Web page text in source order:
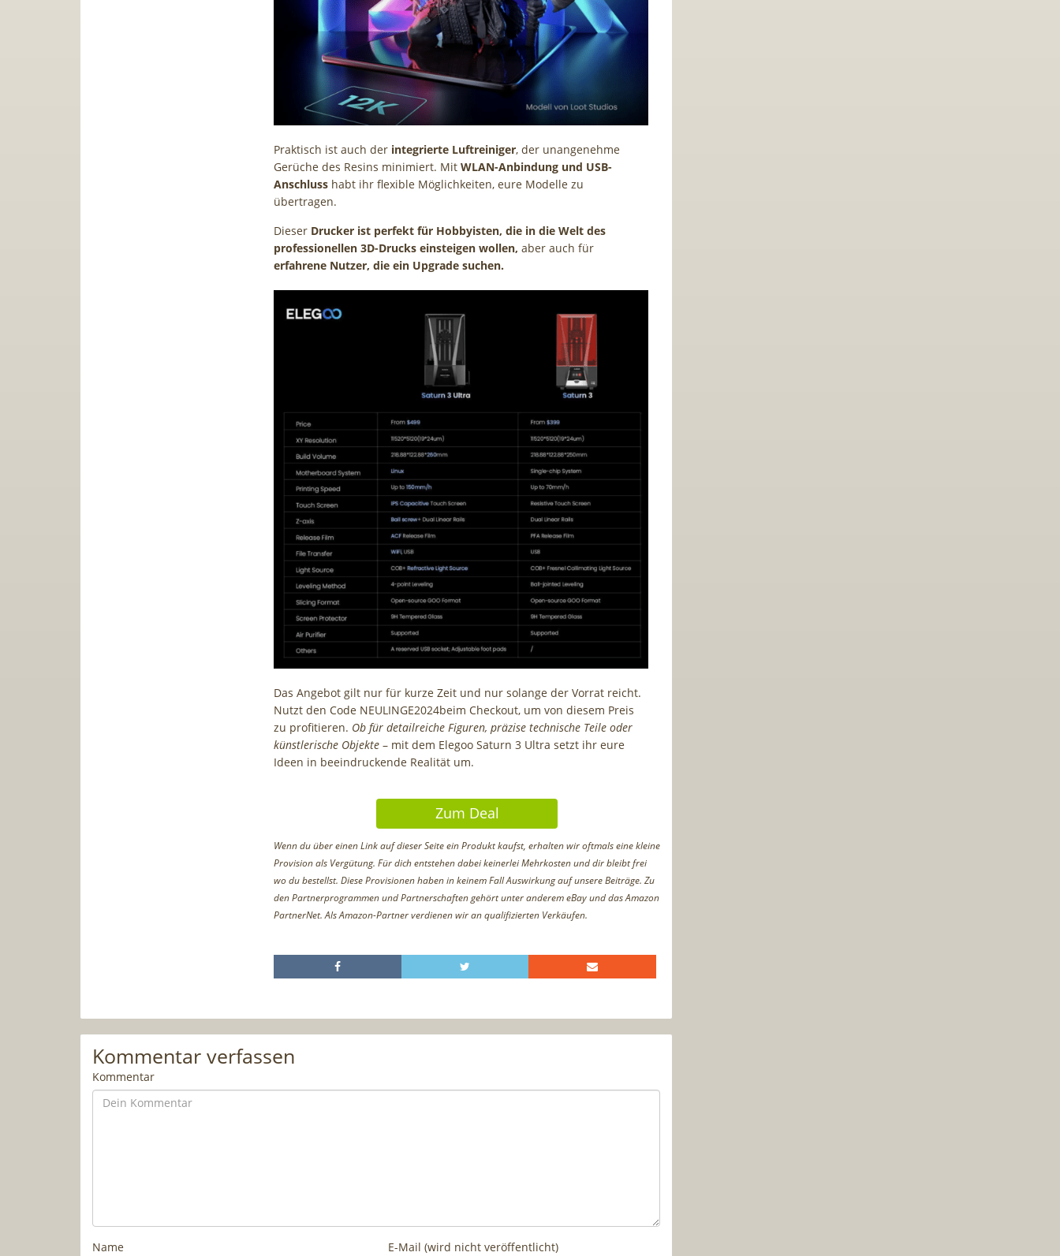
Praktisch ist auch der integrierte Luftreiniger, der unangenehme
Gerüche des Resins minimiert. Mit WLAN-Anbindung und USB-
Anschluss habt ihr flexible Möglichkeiten, eure Modelle zu
übertragen.
Dieser Drucker ist perfekt für Hobbyisten, die in die Welt des
professionellen 3D-Drucks einsteigen wollen, aber auch für
erfahrene Nutzer, die ein Upgrade suchen.
Das Angebot gilt nur für kurze Zeit und nur solange der Vorrat reicht.
Nutzt den Code NEULINGE2024beim Checkout, um von diesem Preis
zu profitieren. Ob für detailreiche Figuren, präzise technische Teile oder
künstlerische Objekte – mit dem Elegoo Saturn 3 Ultra setzt ihr eure
Ideen in beeindruckende Realität um.
Zum Deal
Wenn du über einen Link auf dieser Seite ein Produkt kaufst, erhalten wir oftmals eine kleine
Provision als Vergütung. Für dich entstehen dabei keinerlei Mehrkosten und dir bleibt frei
wo du bestellst. Diese Provisionen haben in keinem Fall Auswirkung auf unsere Beiträge. Zu
den Partnerprogrammen und Partnerschaften gehört unter anderem eBay und das Amazon
PartnerNet. Als Amazon-Partner verdienen wir an qualifizierten Verkäufen.
Kommentar verfassen
Kommentar
Name E-Mail (wird nicht veröffentlicht)